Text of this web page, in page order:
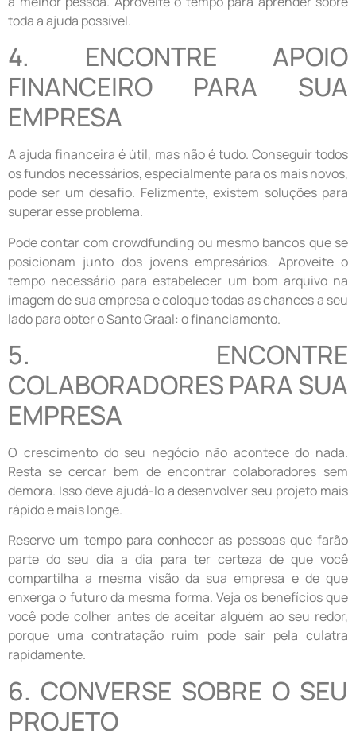
toda a ajuda possível.
4. ENCONTRE APOIO
FINANCEIRO PARA SUA
EMPRESA
A ajuda financeira é útil, mas não é tudo. Conseguir todos
os fundos necessários, especialmente para os mais novos,
pode ser um desafio. Felizmente, existem soluções para
superar esse problema.
Pode contar com crowdfunding ou mesmo bancos que se
posicionam junto dos jovens empresários. Aproveite o
tempo necessário para estabelecer um bom arquivo na
imagem de sua empresa e coloque todas as chances a seu
lado para obter o Santo Graal: o financiamento.
5. ENCONTRE
COLABORADORES PARA SUA
EMPRESA
O crescimento do seu negócio não acontece do nada.
Resta se cercar bem de encontrar colaboradores sem
demora. Isso deve ajudá-lo a desenvolver seu projeto mais
rápido e mais longe.
Reserve um tempo para conhecer as pessoas que farão
parte do seu dia a dia para ter certeza de que você
compartilha a mesma visão da sua empresa e de que
enxerga o futuro da mesma forma. Veja os benefícios que
você pode colher antes de aceitar alguém ao seu redor,
porque uma contratação ruim pode sair pela culatra
rapidamente.
6. CONVERSE SOBRE O SEU
PROJETO